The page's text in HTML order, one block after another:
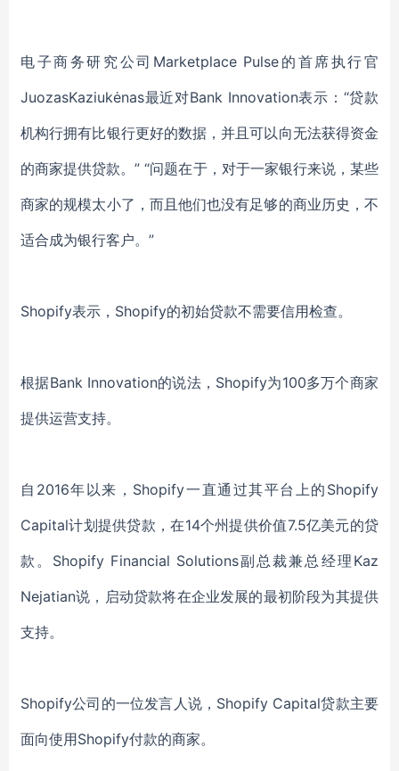
电子商务研究公司Marketplace Pulse的首席执行官
JuozasKaziukėnas最近对Bank Innovation表示：“贷款
机构行拥有比银行更好的数据，并且可以向无法获得资金
的商家提供贷款。” “问题在于，对于一家银行来说，某些
商家的规模太小了，而且他们也没有足够的商业历史，不
适合成为银行客户。”
Shopify表示，Shopify的初始贷款不需要信用检查。
根据Bank Innovation的说法，Shopify为100多万个商家
提供运营支持。
自2016年以来，Shopify一直通过其平台上的Shopify
Capital计划提供贷款，在14个州提供价值7.5亿美元的贷
款。Shopify Financial Solutions副总裁兼总经理Kaz
Nejatian说，启动贷款将在企业发展的最初阶段为其提供
支持。
Shopify公司的一位发言人说，Shopify Capital贷款主要
面向使用Shopify付款的商家。